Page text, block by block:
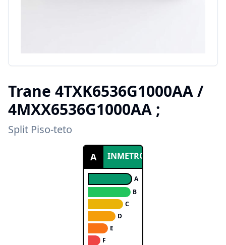
Trane 4TXK6536G1000AA /
4MXX6536G1000AA ;
Split Piso-teto
A INMETRO
A
B
C
D
E
F